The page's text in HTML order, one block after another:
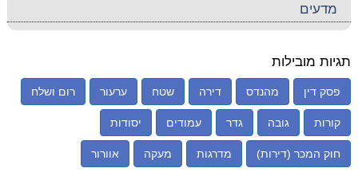
מדעים
תגיות מובילות
פסק דין מהנדס דירה שטח ערעור רום ושלח
קורות גובה גדר עמודים יסודות
חוק המכר (דירות) מדרגות מעקה אוורור